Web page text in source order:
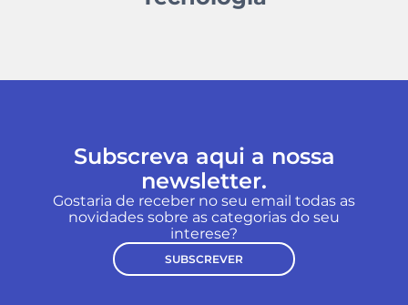
Subscreva aqui a nossa
newsletter.
Gostaria de receber no seu email todas as
novidades sobre as categorias do seu
interese?
SUBSCREVER